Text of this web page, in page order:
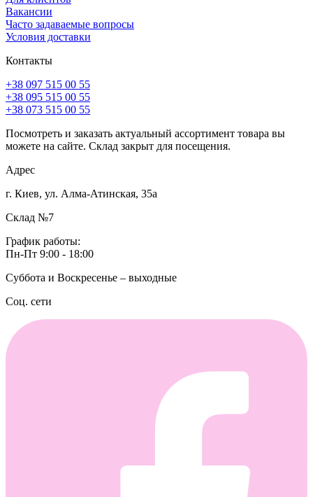
Вакансии
Часто задаваемые вопросы
Условия доставки
Контакты
+38 097 515 00 55
+38 095 515 00 55
+38 073 515 00 55
Посмотреть и заказать актуальный ассортимент товара вы
можете на сайте. Склад закрыт для посещения.
Адрес
г. Киев, ул. Алма-Атинская, 35а
Склад №7
График работы:
Пн-Пт 9:00 - 18:00
Суббота и Воскресенье – выходные
Соц. сети